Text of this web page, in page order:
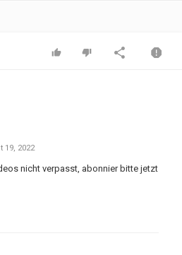
19, 2022
nicht verpasst, abonnier bitte jetzt